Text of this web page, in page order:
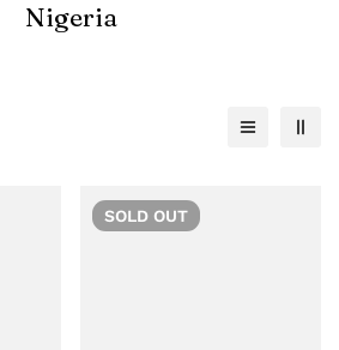
Nigeria
SOLD OUT